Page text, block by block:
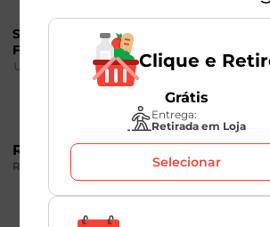
Salame Italiano
Fatiado Eder Kg
Unidade: aprox. 150g
R$ 98
R$
Clique e
Grátis
Entrega:
Retirada em Loja
Selecionar